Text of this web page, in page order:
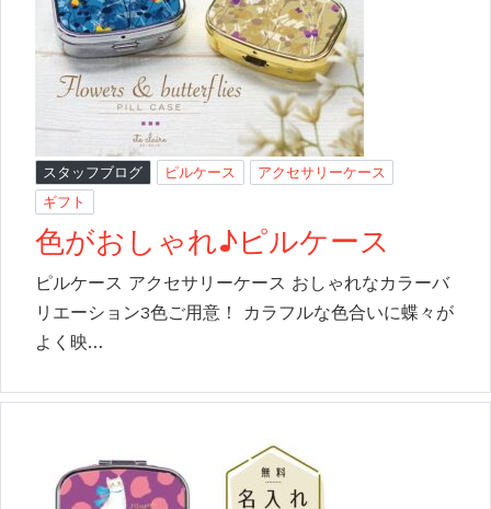
スタッフブログ ピルケース
アクセサリーケース
ギフト
色がおしゃれ♪ピルケース
ピルケース アクセサリーケース おしゃれなカラーバ
リエーション3色ご用意！ カラフルな色合いに蝶々が
よく映…